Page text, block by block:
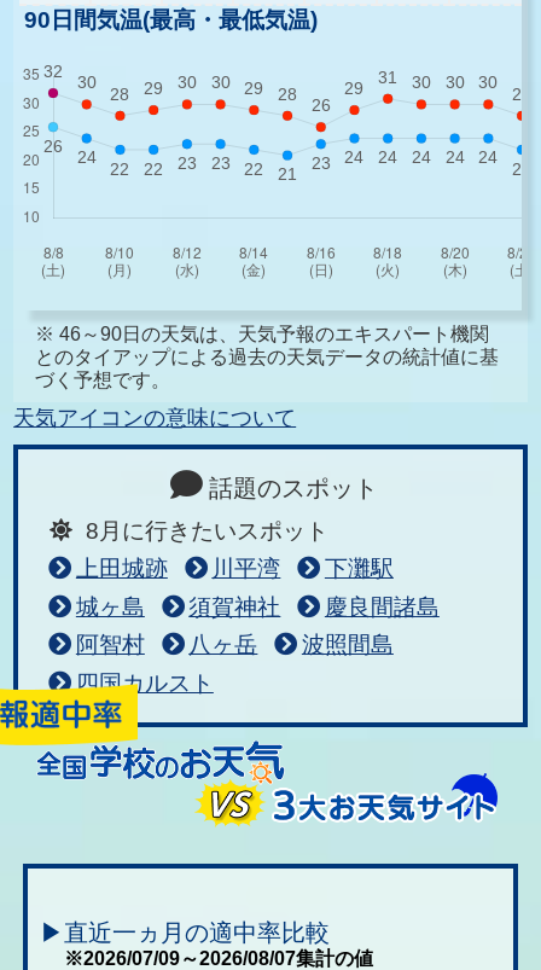
90日間気温(最高・最低気温)
※ 46～90日の天気は、天気予報のエキスパート機関
とのタイアップによる過去の天気データの統計値に基
づく予想です。
天気アイコンの意味について
話題のスポット
8月に行きたいスポット
上田城跡
川平湾
下灘駅
城ヶ島
須賀神社
慶良間諸島
阿智村
八ヶ岳
波照間島
四国カルスト
▶直近一ヵ月の適中率比較
※2026/07/09～2026/08/07集計の値